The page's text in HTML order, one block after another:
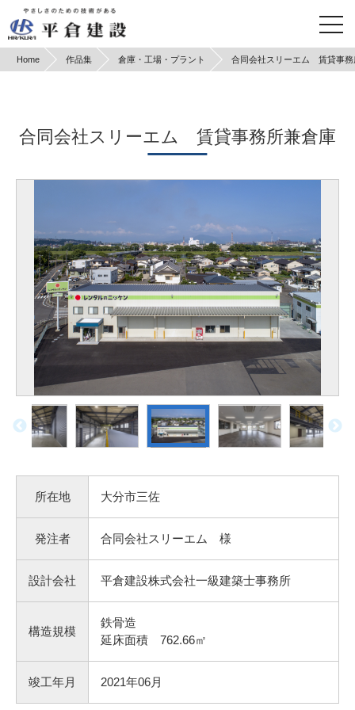
Home 作品集 倉庫・工場・プラント 合同会社スリーエム 賃貸事務
合同会社スリーエム 賃貸事務所兼倉庫
所在地 大分市三佐
発注者 合同会社スリーエム 様
設計会社 平倉建設株式会社一級建築士事務所
構造規模
鉄骨造
延床面積 762.66㎡
竣工年月 2021年06月